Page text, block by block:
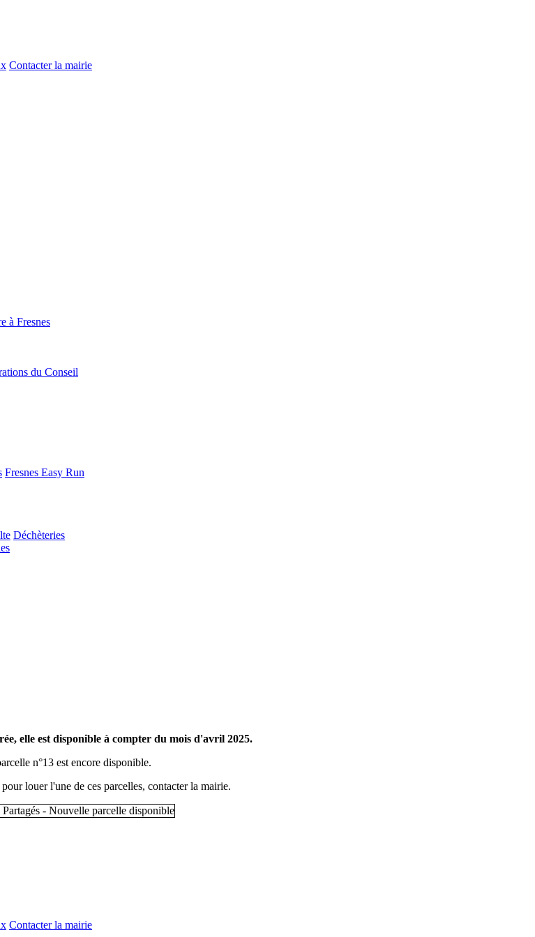
Contacter la mairie
à Fresnes
du Conseil
Fresnes Easy Run
Déchèteries
elle est disponible à compter du mois d'avril 2025.
n°13 est encore disponible.
pour louer l'une de ces parcelles, contacter la mairie.
Contacter la mairie